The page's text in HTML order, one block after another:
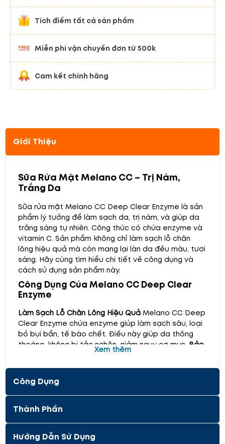
Tích điểm tất cả sản phẩm
Miễn phí vận chuyển đơn từ 500k
Cam kết chính hãng
Giới Thiệu
Sữa Rửa Mặt Melano CC – Trị Nám,
Trắng Da
Sữa rửa mặt Melano CC Deep Clear Enzyme là sản
phẩm lý tưởng để làm sạch da, trị nám, và giúp da
trắng sáng tự nhiên. Công thức có chứa enzyme và
vitamin C. Sản phẩm không chỉ làm sạch lỗ chân
lông hiệu quả mà còn mang lại làn da đều màu, tươi
sáng. Hãy cùng tìm hiểu chi tiết về công dụng và
cách sử dụng sản phẩm này.
Công Dụng Của Melano CC Deep Clear
Enzyme
Làm Sạch Lỗ Chân Lông Hiệu Quả Melano CC Deep
Clear Enzyme chứa enzyme giúp làm sạch sâu, loại
bỏ bụi bẩn, tế bào chết. Điều này giúp da thông
thoáng, không bị tắc nghẽn, giảm nguy cơ mụn. Bảo
Vitamin C trong sản phẩm giúp
cảm thấy mềm mại, mịn màng và không bị khô sau
khi sử dụng.
phẩm chứa vitamin C, một thành phần nổi tiếng
trong việc làm sáng da và giảm thâm nám. Vitamin
Xem thêm
Công Dụng
Thành Phần
Hướng Dẫn Sử Dụng